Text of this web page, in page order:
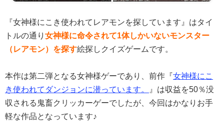
『女神様にこき使われてレアモンを探しています』はタイ
トルの通り 女神様に命令されて1体しかいないモンスター
（レアモン）を探す絵探しクイズゲームです。
本作は第二弾となる女神様ゲーであり、前作『女神様にこ
き使われてダンジョンに潜っています。
』は収益を50％没
収される鬼畜クリッカーゲーでしたが、今回はかなりお手
軽な作品となっています♪